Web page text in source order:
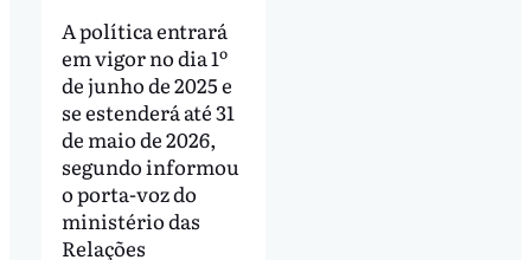
A política entrará
em vigor no dia 1º
de junho de 2025 e
se estenderá até 31
de maio de 2026,
segundo informou
o porta-voz do
ministério das
Relações